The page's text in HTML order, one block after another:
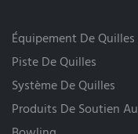
Équipement De Quilles
Piste De Quilles
Système De Quilles
Produits De Soutien Au